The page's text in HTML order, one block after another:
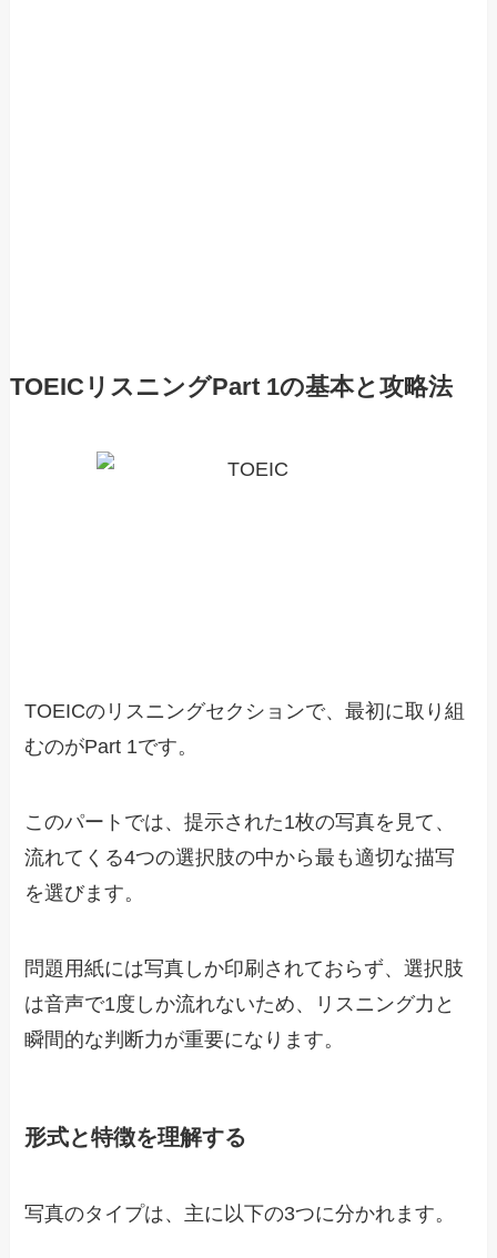
TOEICリスニングPart 1の基本と攻略法
TOEICのリスニングセクションで、最初に取り組
むのがPart 1です。
このパートでは、提示された1枚の写真を見て、
流れてくる4つの選択肢の中から最も適切な描写
を選びます。
問題用紙には写真しか印刷されておらず、選択肢
は音声で1度しか流れないため、リスニング力と
瞬間的な判断力が重要になります。
形式と特徴を理解する
写真のタイプは、主に以下の3つに分かれます。